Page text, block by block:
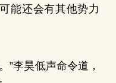
能还会有其他势力
李昊低声命令道，